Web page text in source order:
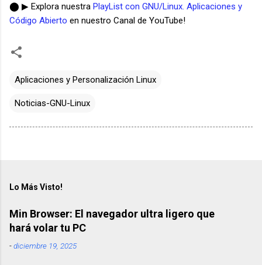
⬤ ▶ Explora nuestra PlayList con GNU/Linux. Aplicaciones y
Código Abierto en nuestro Canal de YouTube!
Aplicaciones y Personalización Linux
Noticias-GNU-Linux
Lo Más Visto!
Min Browser: El navegador ultra ligero que
hará volar tu PC
-diciembre 19, 2025